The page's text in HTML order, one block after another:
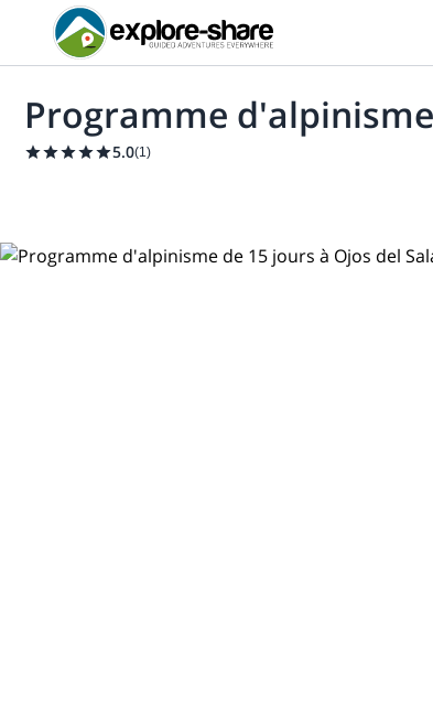
Programme
5.0(1)